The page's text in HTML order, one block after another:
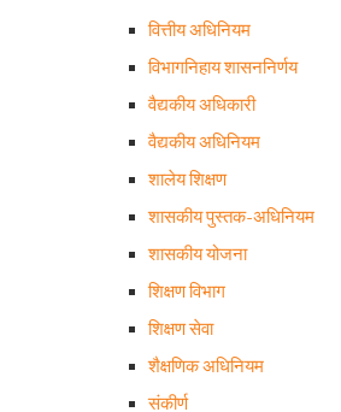
वित्तीय अधिनियम
विभागनिहाय शासननिर्णय
वैद्यकीय अधिकारी
वैद्यकीय अधिनियम
शालेय शिक्षण
शासकीय पुस्तक-अधिनियम
शासकीय योजना
शिक्षण विभाग
शिक्षण सेवा
शैक्षणिक अधिनियम
संकीर्ण